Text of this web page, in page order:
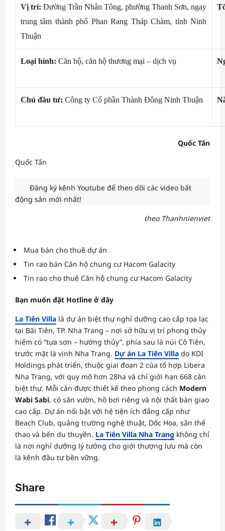
Vị trí: Đường Trần Nhân Tông, phường Thanh Sơn, ngay
trung tâm thành phố Phan Rang Tháp Chàm, tỉnh Ninh
Thuận
Loại hình: Căn hộ, căn hộ thương mại – dịch vụ
Chủ đầu tư: Công ty Cổ phần Thành Đông Ninh Thuận
Quốc Tấn
Quốc Tấn
Đăng ký kênh Youtube để theo dõi các video bất
động sản mới nhất!
theo Thanhnienviet
Mua bán cho thuê dự án
Tin rao bán Căn hộ chung cư Hacom Galacity
Tin rao cho thuê Căn hộ chung cư Hacom Galacity
Bạn muốn đặt Hotline ở đây
La Tiên Villa là dự án biệt thự nghỉ dưỡng cao cấp tọa lạc
tại Bãi Tiên, TP. Nha Trang – nơi sở hữu vị trí phong thủy
hiếm có “tựa sơn – hướng thủy”, phía sau là núi Cô Tiên,
trước mặt là vịnh Nha Trang. Dự án La Tiên Villa do KDI
Holdings phát triển, thuộc giai đoạn 2 của tổ hợp Libera
Nha Trang, với quy mô hơn 28ha và chỉ giới hạn 668 căn
biệt thự. Mỗi căn được thiết kế theo phong cách Modern
Wabi Sabi, có sân vườn, hồ bơi riêng và nội thất bàn giao
cao cấp. Dự án nổi bật với hệ tiện ích đẳng cấp như
Beach Club, quảng trường nghệ thuật, Dốc Hoa, sân thể
thao và bến du thuyền. La Tiên Villa Nha Trang không chỉ
là nơi nghỉ dưỡng lý tưởng cho giới thượng lưu mà còn
là kênh đầu tư bền vững.
Share